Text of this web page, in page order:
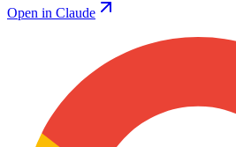
Open in Claude